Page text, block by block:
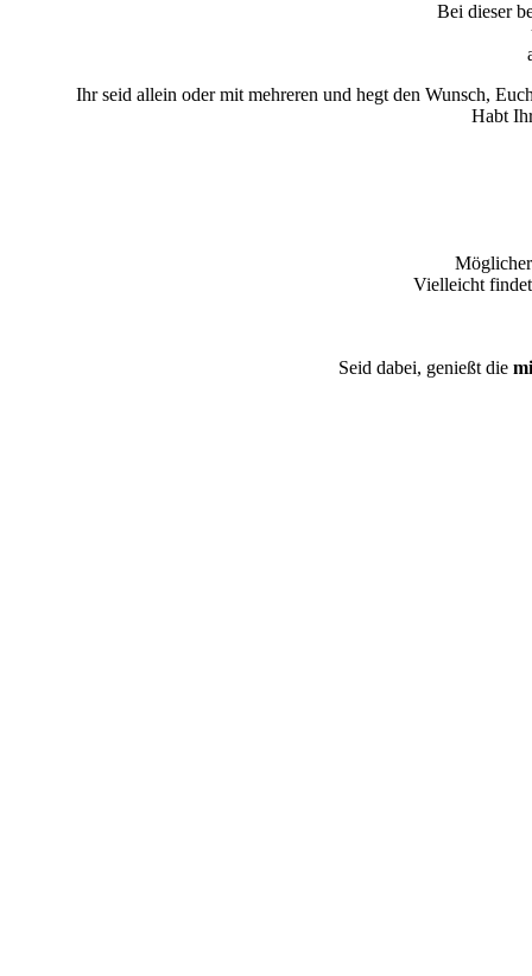
Bei dieser
Ihr seid allein oder mit mehreren und hegt den Wunsch,
Habt
Vielleicht
Seid dabei, genießt die